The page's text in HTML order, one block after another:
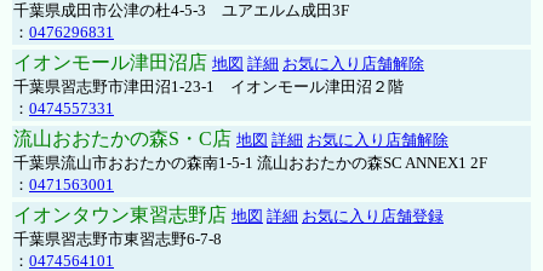
千葉県成田市公津の杜4-5-3 ユアエルム成田3F
： 0476296831
イオンモール津田沼店 地図 詳細 お気に入り店舗解除
千葉県習志野市津田沼1-23-1 イオンモール津田沼２階
： 0474557331
流山おおたかの森S・C店 地図 詳細 お気に入り店舗解除
千葉県流山市おおたかの森南1-5-1 流山おおたかの森SC ANNEX1 2F
： 0471563001
イオンタウン東習志野店 地図 詳細 お気に入り店舗登録
千葉県習志野市東習志野6-7-8
： 0474564101